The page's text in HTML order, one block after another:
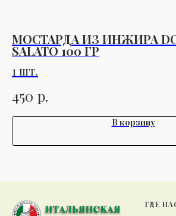
МОСТАРДА ИЗ ИНЖИРА
SALATO 100 ГР
1 шт.
450 р.
В корзину
ГДЕ